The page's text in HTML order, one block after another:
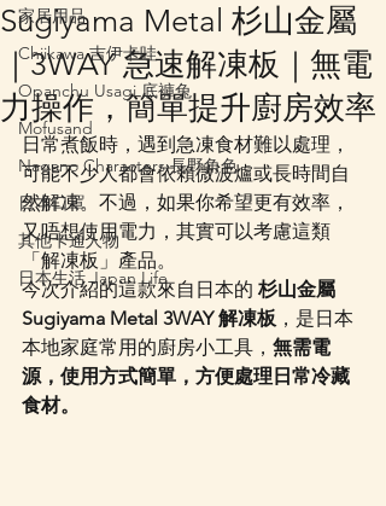
家居用品
Chiikawa 吉伊卡哇
Opanchu Usagi 底褲兔
Mofusand
Nagano Characters 長野角色
日本口罩
其他卡通人物
日本生活 Japan Life
Sugiyama Metal 杉山金屬
｜3WAY 急速解凍板｜無電
力操作，簡單提升廚房效率
日常煮飯時，遇到急凍食材難以處理，
可能不少人都會依賴微波爐或長時間自
然解凍。不過，如果你希望更有效率，
又唔想使用電力，其實可以考慮這類
「解凍板」產品。
今次介紹的這款來自日本的 杉山金屬
Sugiyama Metal 3WAY 解凍板 ，是日本
本地家庭常用的廚房小工具， 無需電
源，使用方式簡單，方便處理日常冷藏
食材。